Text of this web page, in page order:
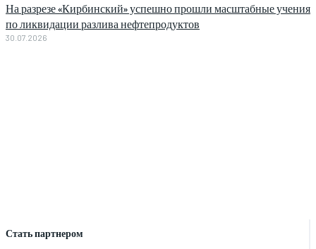
Стать партнером
На разрезе «Кирбинский» успешно прошли масштабные учения
по ликвидации разлива нефтепродуктов
30.07.2026